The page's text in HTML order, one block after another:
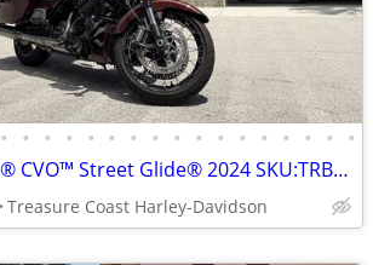
• • • • • • • • • • • • • • • • •
Harley-Davidson® CVO™ Street Glide® 2024 SKU:TRB956308
Treasure Coast Harley-Davidson